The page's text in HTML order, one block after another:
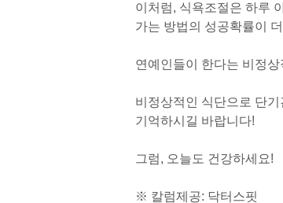
이처럼, 식욕조절은 하루
가는 방법의 성공확률이
연예인들이 한다는 비정
비정상적인 식단으로 단
기억하시길 바랍니다!
그럼, 오늘도 건강하세요!
※ 칼럼제공: 닥터스핏